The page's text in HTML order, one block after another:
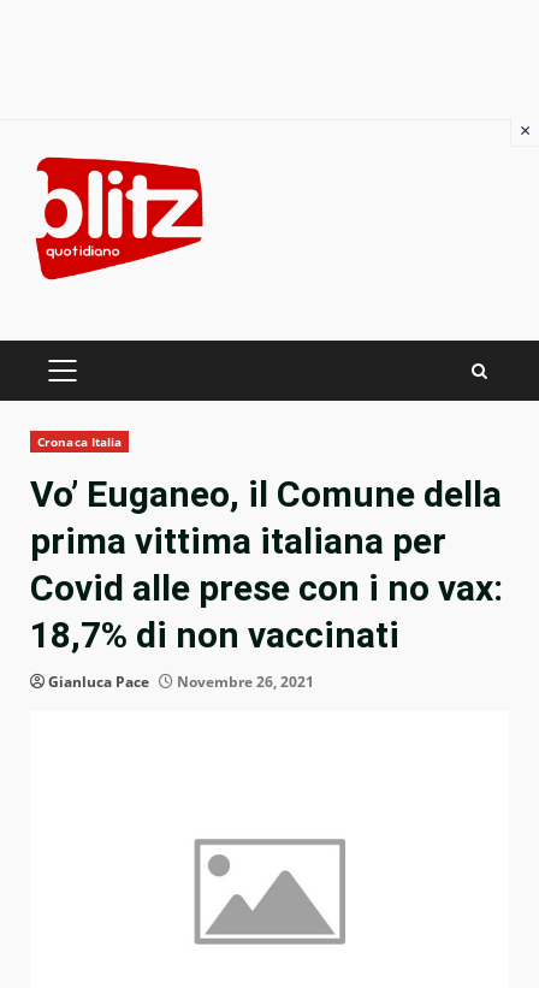
content
PRIMARY
Cronaca Italia
Vo’ Euganeo, il Comune della
prima vittima italiana per
Covid alle prese con i no vax:
18,7% di non vaccinati
Gianluca Pace Novembre 26, 2021
×